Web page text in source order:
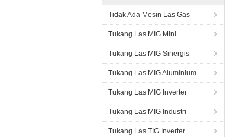
Tidak Ada Mesin Las Gas
Tukang Las MIG Mini
Tukang Las MIG Sinergis
Tukang Las MIG Aluminium
Tukang Las MIG Inverter
Tukang Las MIG Industri
Tukang Las TIG Inverter